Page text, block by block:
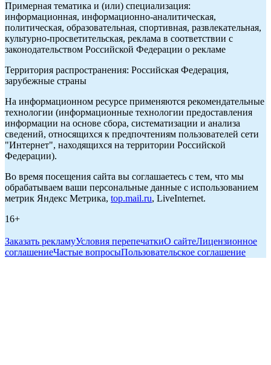
Примерная тематика и (или) специализация:
информационная, информационно-аналитическая,
политическая, образовательная, спортивная, развлекательная,
культурно-просветительская, реклама в соответствии с
законодательством Российской Федерации о рекламе
Территория распространения: Российская Федерация,
зарубежные страны
На информационном ресурсе применяются рекомендательные
технологии (информационные технологии предоставления
информации на основе сбора, систематизации и анализа
сведений, относящихся к предпочтениям пользователей сети
"Интернет", находящихся на территории Российской
Федерации).
Во время посещения сайта вы соглашаетесь с тем, что мы
обрабатываем ваши персональные данные с использованием
метрик Яндекс Метрика, top.mail.ru, LiveInternet.
16+
Заказать рекламуУсловия перепечаткиО сайтеЛицензионное
соглашениеЧастые вопросыПользовательское соглашение